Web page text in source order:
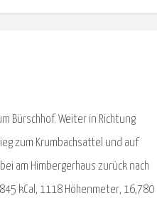
Bürschhof. Weiter in Richtung
zum Krumbachsattel und auf
am Himbergerhaus zurück nach
kCal, 1118 Höhenmeter, 16,780